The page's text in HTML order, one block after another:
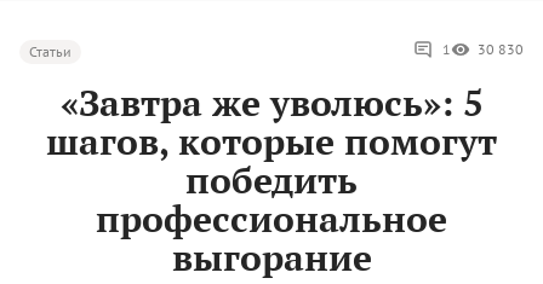
Статьи 1 30 830
«Завтра же уволюсь»: 5
шагов, которые помогут
победить
профессиональное
выгорание